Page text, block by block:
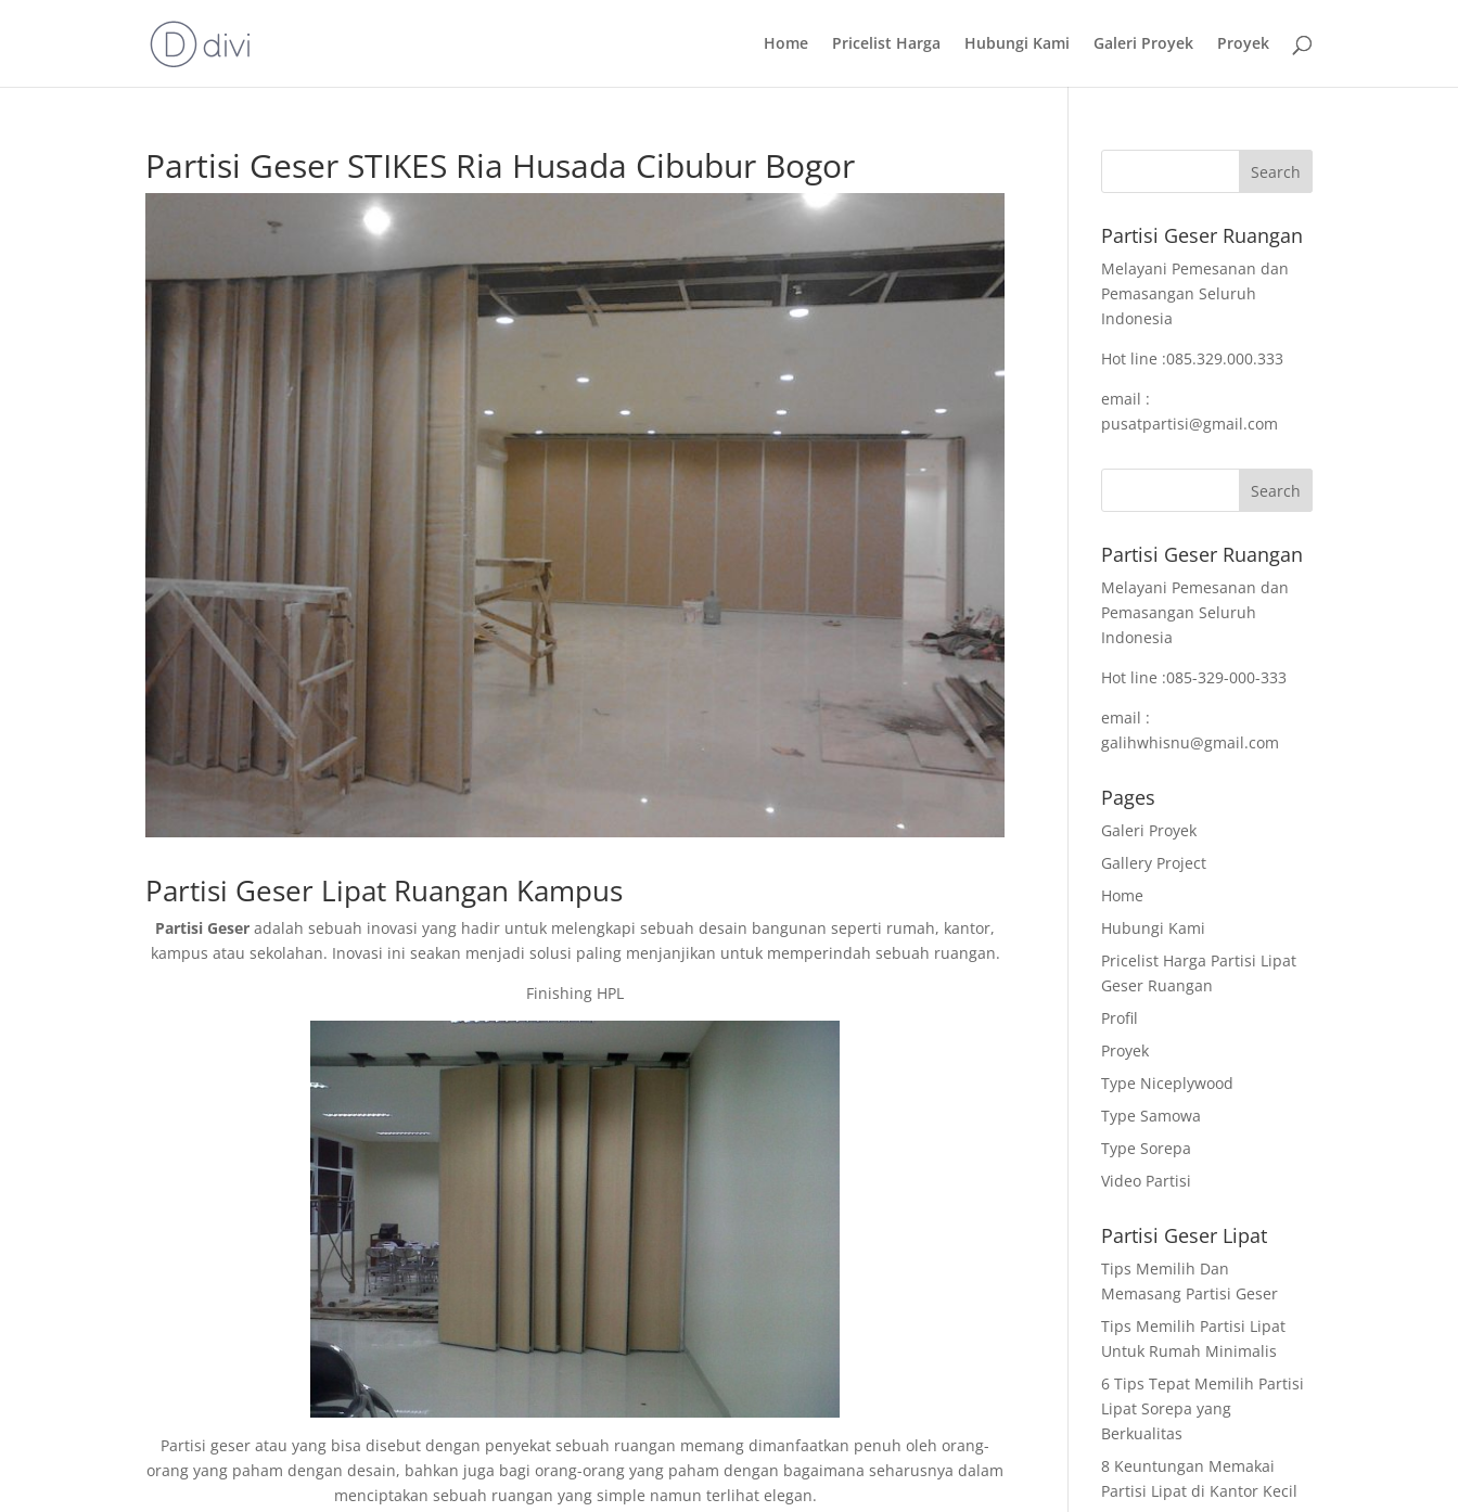
Home Pricelist Harga Hubungi Kami Galeri Proyek Proyek
Partisi Geser STIKES Ria Husada Cibubur Bogor
Partisi Geser Lipat Ruangan Kampus
Partisi Geser adalah sebuah inovasi yang hadir untuk melengkapi sebuah desain bangunan seperti rumah, kantor,
kampus atau sekolahan. Inovasi ini seakan menjadi solusi paling menjanjikan untuk memperindah sebuah ruangan.
Finishing HPL
Partisi geser atau yang bisa disebut dengan penyekat sebuah ruangan memang dimanfaatkan penuh oleh orang-
orang yang paham dengan desain, bahkan juga bagi orang-orang yang paham dengan bagaimana seharusnya dalam
menciptakan sebuah ruangan yang simple namun terlihat elegan.
Partisi Geser Ruangan
Melayani Pemesanan dan
Pemasangan Seluruh
Indonesia
Hot line :085.329.000.333
email :
pusatpartisi@gmail.com
Partisi Geser Ruangan
Melayani Pemesanan dan
Pemasangan Seluruh
Indonesia
Hot line :085-329-000-333
email :
galihwhisnu@gmail.com
Pages
Galeri Proyek
Gallery Project
Home
Hubungi Kami
Pricelist Harga Partisi Lipat
Geser Ruangan
Profil
Proyek
Type Niceplywood
Type Samowa
Type Sorepa
Video Partisi
Partisi Geser Lipat
Tips Memilih Dan
Memasang Partisi Geser
Tips Memilih Partisi Lipat
Untuk Rumah Minimalis
6 Tips Tepat Memilih Partisi
Lipat Sorepa yang
Berkualitas
8 Keuntungan Memakai
Partisi Lipat di Kantor Kecil